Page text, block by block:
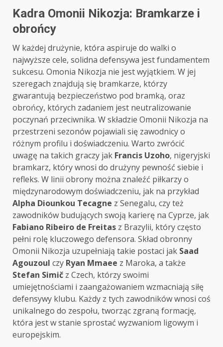
Kadra Omonii Nikozja: Bramkarze i
obrońcy
W każdej drużynie, która aspiruje do walki o
najwyższe cele, solidna defensywa jest fundamentem
sukcesu. Omonia Nikozja nie jest wyjątkiem. W jej
szeregach znajdują się bramkarze, którzy
gwarantują bezpieczeństwo pod bramką, oraz
obrońcy, których zadaniem jest neutralizowanie
poczynań przeciwnika. W składzie Omonii Nikozja na
przestrzeni sezonów pojawiali się zawodnicy o
różnym profilu i doświadczeniu. Warto zwrócić
uwagę na takich graczy jak Francis Uzoho, nigeryjski
bramkarz, który wnosi do drużyny pewność siebie i
refleks. W linii obrony można znaleźć piłkarzy o
międzynarodowym doświadczeniu, jak na przykład
Alpha Diounkou Tecagne z Senegalu, czy też
zawodników budujących swoją karierę na Cyprze, jak
Fabiano Ribeiro de Freitas z Brazylii, który często
pełni rolę kluczowego defensora. Skład obronny
Omonii Nikozja uzupełniają takie postaci jak Saad
Agouzoul czy Ryan Mmaee z Maroka, a także
Stefan Simič z Czech, którzy swoimi
umiejętnościami i zaangażowaniem wzmacniają siłę
defensywy klubu. Każdy z tych zawodników wnosi coś
unikalnego do zespołu, tworząc zgraną formację,
która jest w stanie sprostać wyzwaniom ligowym i
europejskim.